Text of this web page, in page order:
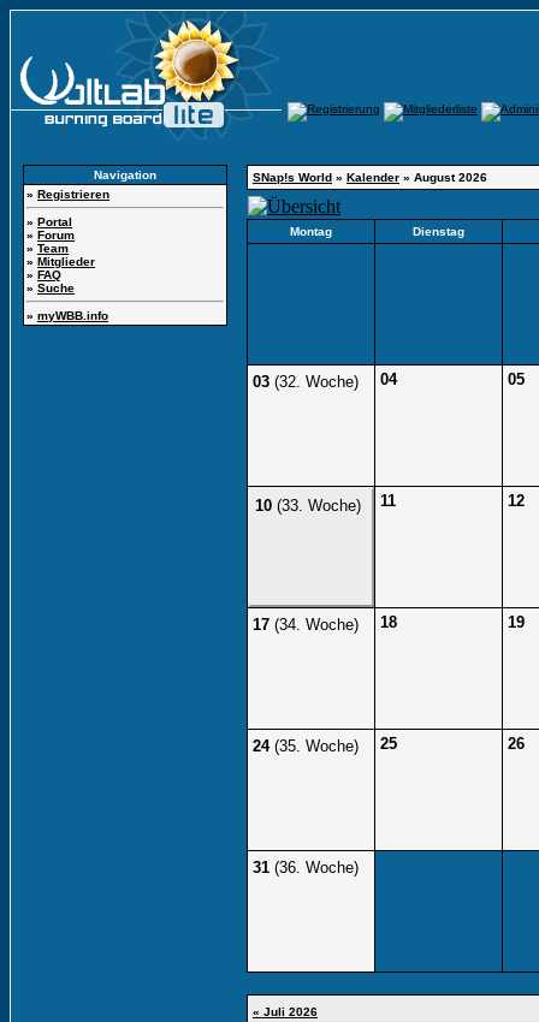
Navigation
» Registrieren
» Portal
» Forum
» Team
» Mitglieder
» FAQ
» Suche
» myWBB.info
SNap!s World » Kalender » August 2026
Montag Dienstag
03 (32. Woche) 04 05
10 (33. Woche) 11 12
17 (34. Woche) 18 19
24 (35. Woche) 25 26
31 (36. Woche)
« Juli 2026